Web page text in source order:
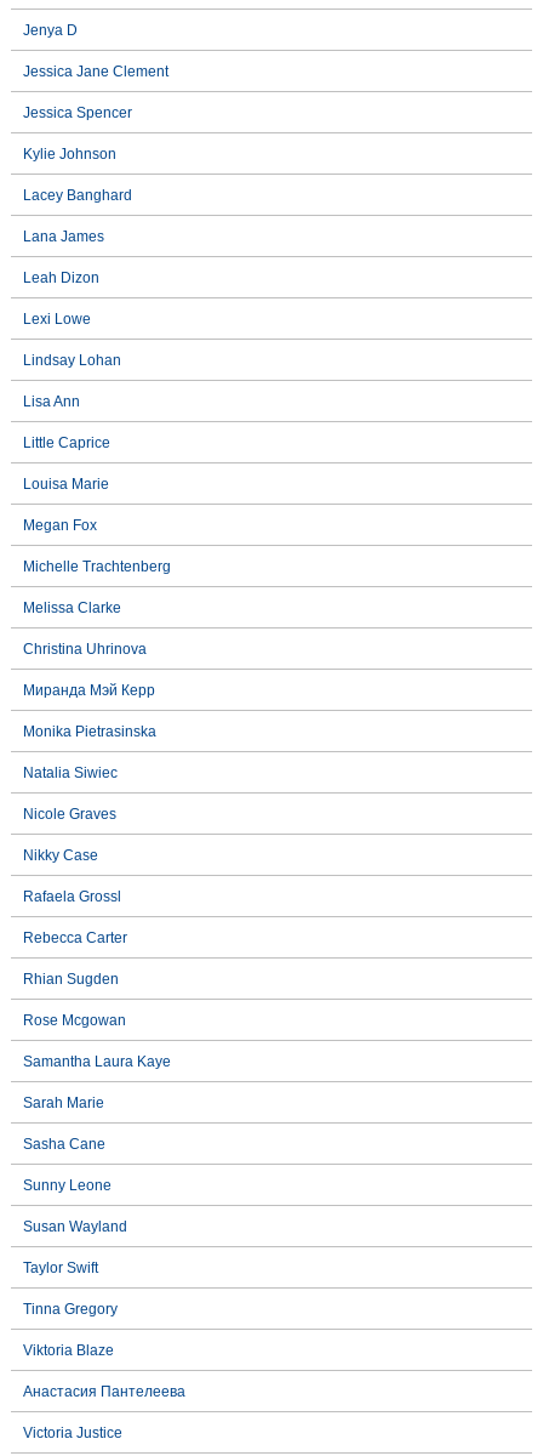
Jenya D
Jessica Jane Clement
Jessica Spencer
Kylie Johnson
Lacey Banghard
Lana James
Leah Dizon
Lexi Lowe
Lindsay Lohan
Lisa Ann
Little Caprice
Louisa Marie
Megan Fox
Michelle Trachtenberg
Melissa Clarke
Christina Uhrinova
Миранда Мэй Керр
Monika Pietrasinska
Natalia Siwiec
Nicole Graves
Nikky Case
Rafaela Grossl
Rebecca Carter
Rhian Sugden
Rose Mcgowan
Samantha Laura Kaye
Sarah Marie
Sasha Cane
Sunny Leone
Susan Wayland
Taylor Swift
Tinna Gregory
Viktoria Blaze
Анастасия Пантелеева
Victoria Justice